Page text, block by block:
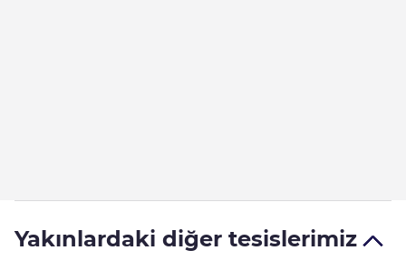
Yakınlardaki diğer tesislerimiz